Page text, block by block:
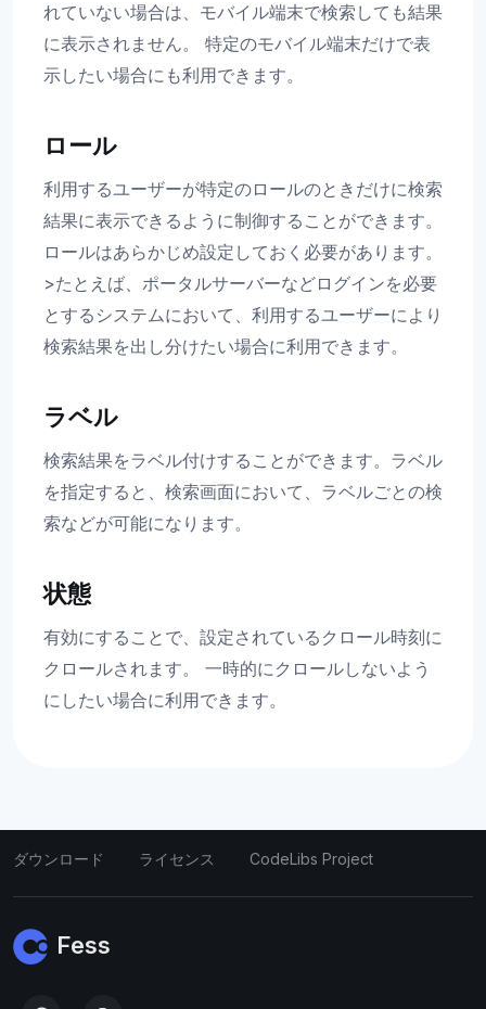
れていない場合は、モバイル端末で検索しても結果
に表示されません。 特定のモバイル端末だけで表
示したい場合にも利用できます。
ロール
利用するユーザーが特定のロールのときだけに検索
結果に表示できるように制御することができます。
ロールはあらかじめ設定しておく必要があります。
>たとえば、ポータルサーバーなどログインを必要
とするシステムにおいて、利用するユーザーにより
検索結果を出し分けたい場合に利用できます。
ラベル
検索結果をラベル付けすることができます。ラベル
を指定すると、検索画面において、ラベルごとの検
索などが可能になります。
状態
有効にすることで、設定されているクロール時刻に
クロールされます。 一時的にクロールしないよう
にしたい場合に利用できます。
ダウンロード ライセンス CodeLibs Project
Fess